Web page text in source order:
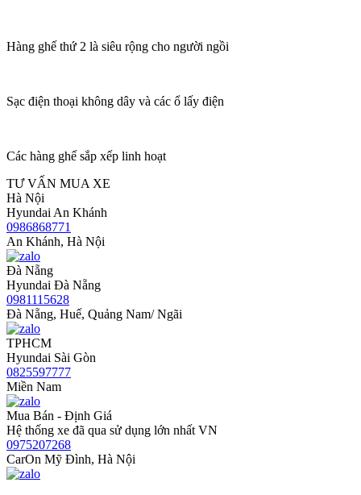
Hàng ghế thứ 2 là siêu rộng cho người ngồi
Sạc điện thoại không dây và các ổ lấy điện
Các hàng ghế sắp xếp linh hoạt
TƯ VẤN MUA XE
Hà Nội
Hyundai An Khánh
0986868771
An Khánh, Hà Nội
Đà Nẵng
Hyundai Đà Nẵng
0981115628
Đà Nẵng, Huế, Quảng Nam/ Ngãi
TPHCM
Hyundai Sài Gòn
0825597777
Miền Nam
Mua Bán - Định Giá
Hệ thống xe đã qua sử dụng lớn nhất VN
0975207268
CarOn Mỹ Đình, Hà Nội